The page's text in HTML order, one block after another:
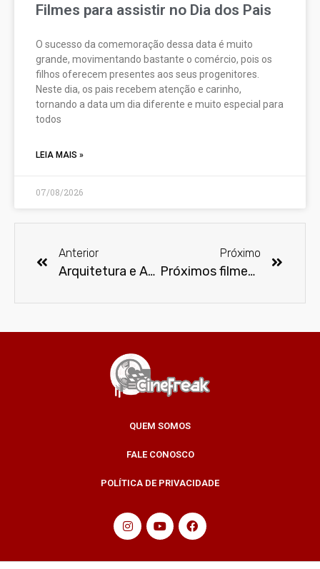
Filmes para assistir no Dia dos Pais
O sucesso da comemoração dessa data é muito
grande, movimentando bastante o comércio, pois os
filhos oferecem presentes aos seus progenitores.
Neste dia, os pais recebem atenção e carinho,
tornando a data um dia diferente e muito especial para
todos
LEIA MAIS »
07/08/2026
Anterior
Arquitetura e Acessibilidade nas salas de cinema
Próximo
Próximos filmes da DC podem ser filmados ao mesmo tempo
QUEM SOMOS
FALE CONOSCO
POLÍTICA DE PRIVACIDADE